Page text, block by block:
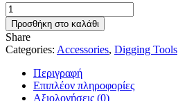
Standard
Digger
ποσότητα
Προσθήκη στο καλάθι
Share
Categories: Accessories, Digging Tools
Περιγραφή
Επιπλέον πληροφορίες
Αξιολογήσεις (0)